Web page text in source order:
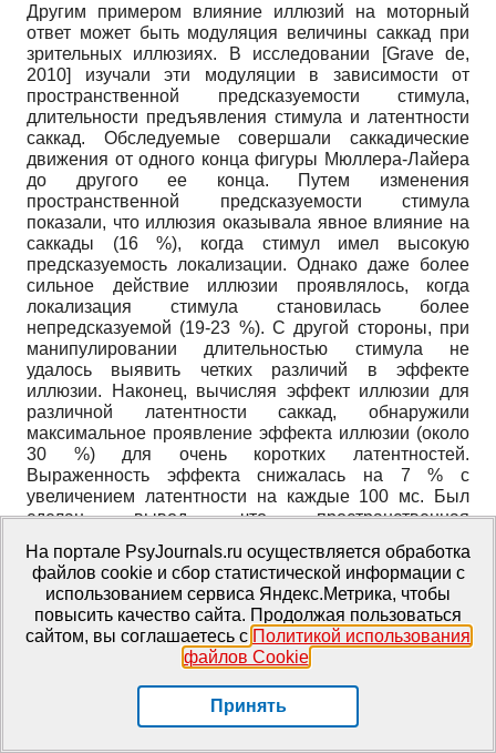
Другим примером влияние иллюзий на моторный
ответ может быть модуляция величины саккад при
зрительных иллюзиях. В исследовании
[Grave de,
2010]
изучали эти модуляции в зависимости от
пространственной предсказуемости стимула,
длительности предъявления стимула и латентности
саккад. Обследуемые совершали саккадические
движения от одного конца фигуры Мюллера-Лайера
до другого ее конца. Путем изменения
пространственной предсказуемости стимула
показали, что иллюзия оказывала явное влияние на
саккады (16 %), когда стимул имел высокую
предсказуемость локализации. Однако даже более
сильное действие иллюзии проявлялось, когда
локализация стимула становилась более
непредсказуемой (19-23 %). С другой стороны, при
манипулировании длительностью стимула не
удалось выявить четких различий в эффекте
иллюзии. Наконец, вычисляя эффект иллюзии для
различной латентности саккад, обнаружили
максимальное проявление эффекта иллюзии (около
30 %) для очень коротких латентностей.
Выраженность эффекта снижалась на 7 % с
увеличением латентности на каждые 100 мс. Был
сделан вывод, что пространственная
играют роль в воздействии иллюзии Мюллера-
Лайера на саккады.
Наличием сложно организованной мультимодальной
или надмодальной системы внутреннего
представления собственного тела можно объяснить
большие адаптационные ресурсы мозга, способного
адекватно реагировать на искусственную
манипуляцию одним из сенсорных входов и
осуществлять необходимую рекалибровку.
На портале PsyJournals.ru осуществляется обработка
файлов cookie и сбор статистической информации с
использованием сервиса Яндекс.Метрика, чтобы
повысить качество сайта. Продолжая пользоваться
сайтом, вы соглашаетесь с Политикой использования
файлов Cookie.
Принять